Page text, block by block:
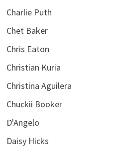
Charlie Puth
Chet Baker
Chris Eaton
Christian Kuria
Christina Aguilera
Chuckii Booker
D'Angelo
Daisy Hicks